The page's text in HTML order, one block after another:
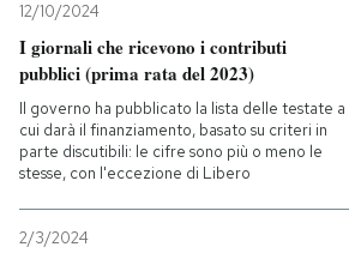
AREA PERSONALE
Entra
12/10/2024
I giornali che ricevono i contributi
pubblici (prima rata del 2023)
Il governo ha pubblicato la lista delle testate a
cui darà il finanziamento, basato su criteri in
parte discutibili: le cifre sono più o meno le
stesse, con l'eccezione di Libero
2/3/2024